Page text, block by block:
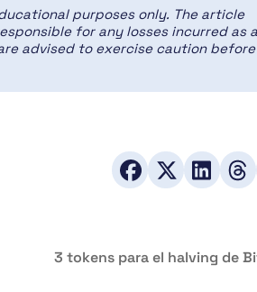
purposes only. The article
for any losses incurred as a
advised to exercise caution before
3 tokens para el halving de